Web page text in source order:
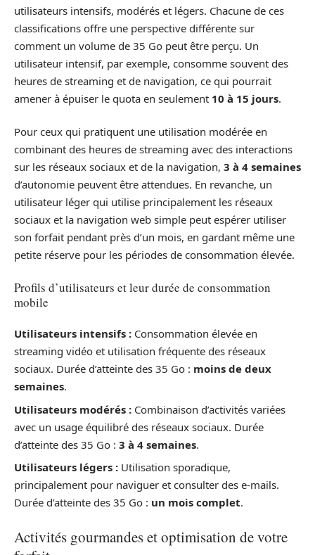
utilisateurs intensifs, modérés et légers. Chacune de ces
classifications offre une perspective différente sur
comment un volume de 35 Go peut être perçu. Un
utilisateur intensif, par exemple, consomme souvent des
heures de streaming et de navigation, ce qui pourrait
amener à épuiser le quota en seulement 10 à 15 jours.
Pour ceux qui pratiquent une utilisation modérée en
combinant des heures de streaming avec des interactions
sur les réseaux sociaux et de la navigation, 3 à 4 semaines
d’autonomie peuvent être attendues. En revanche, un
utilisateur léger qui utilise principalement les réseaux
sociaux et la navigation web simple peut espérer utiliser
son forfait pendant près d’un mois, en gardant même une
petite réserve pour les périodes de consommation élevée.
Profils d’utilisateurs et leur durée de consommation
mobile
Utilisateurs intensifs : Consommation élevée en
streaming vidéo et utilisation fréquente des réseaux
sociaux. Durée d’atteinte des 35 Go : moins de deux
semaines.
Utilisateurs modérés : Combinaison d’activités variées
avec un usage équilibré des réseaux sociaux. Durée
d’atteinte des 35 Go : 3 à 4 semaines.
Utilisateurs légers : Utilisation sporadique,
principalement pour naviguer et consulter des e-mails.
Durée d’atteinte des 35 Go : un mois complet.
Activités gourmandes et optimisation de votre